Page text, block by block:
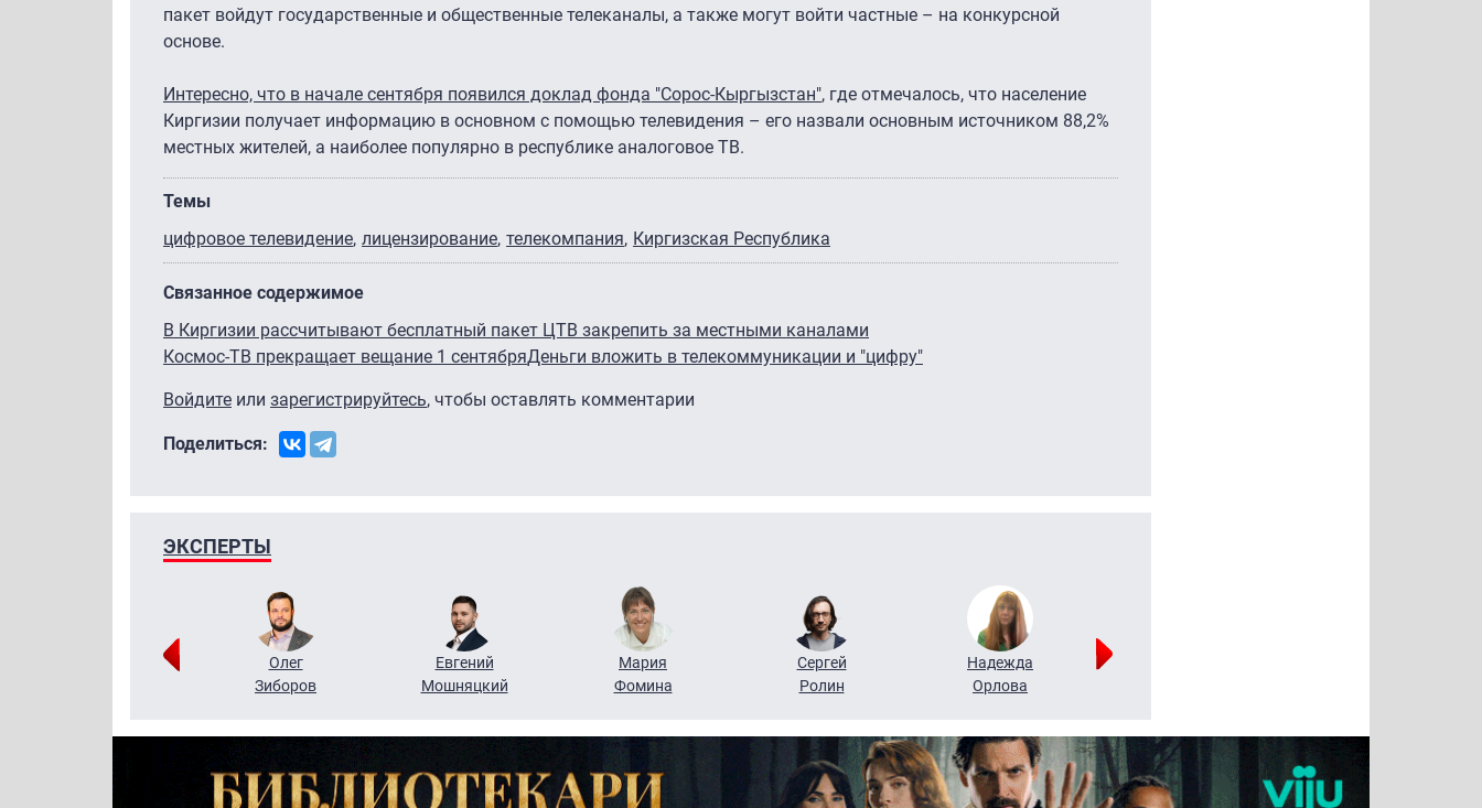
пакет войдут государственные и общественные телеканалы, а также могут войти частные – на конкурсной
основе.
Интересно, что в начале сентября появился доклад фонда "Сорос-Кыргызстан", где отмечалось, что население
Киргизии получает информацию в основном с помощью телевидения – его назвали основным источником 88,2%
местных жителей, а наиболее популярно в республике аналоговое ТВ.
Темы
цифровое телевидение лицензирование телекомпания Киргизская Республика
Связанное содержимое
В Киргизии рассчитывают бесплатный пакет ЦТВ закрепить за местными каналами
Космос-ТВ прекращает вещание 1 сентябряДеньги вложить в телекоммуникации и "цифру"
Войдите или зарегистрируйтесь, чтобы оставлять комментарии
Поделиться:
ЭКСПЕРТЫ
Олег
Зиборов
Евгений
Мошняцкий
Мария
Фомина
Сергей
Ролин
Надежда
Орлова